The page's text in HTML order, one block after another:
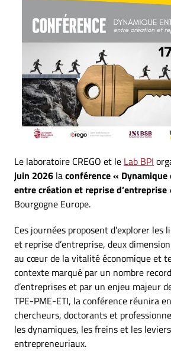
Le laboratoire CREGO et le Lab BPI
juin 2026 laconférence «
entre création et reprise d’entreprise
Bourgogne Europe.
Ces journées proposent d’explorer les
et reprise d’entreprise, deux
au cœur de la vitalité économique et
contexte marqué par un nombre
d’entreprises et par un enjeu majeur
TPE-PME-ETI, la conférence réunira
chercheurs, doctorants et
les dynamiques, les freins et les
entrepreneuriaux.